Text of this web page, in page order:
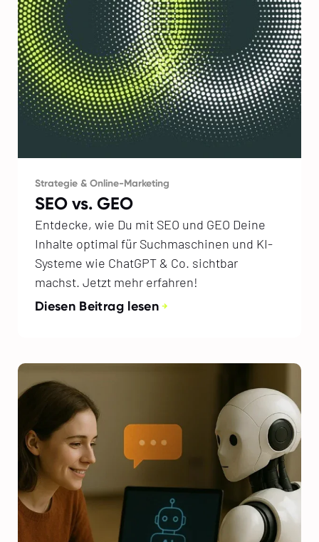
Strategie & Online-Marketing
SEO vs. GEO
Entdecke, wie Du mit SEO und GEO Deine
Inhalte optimal für Suchmaschinen und KI-
Systeme wie ChatGPT & Co. sichtbar
machst. Jetzt mehr erfahren!
Diesen Beitrag lesen